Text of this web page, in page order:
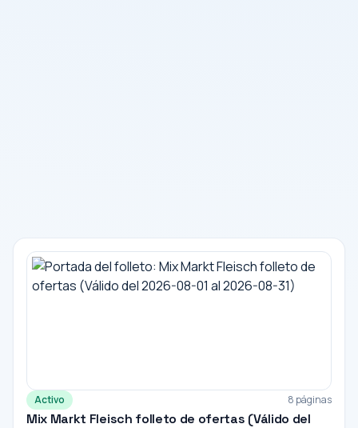
Activo 8 páginas
Mix Markt Fleisch folleto de ofertas (Válido del